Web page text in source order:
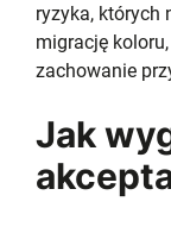
ryzyka, których
migrację
zachowanie
Jak